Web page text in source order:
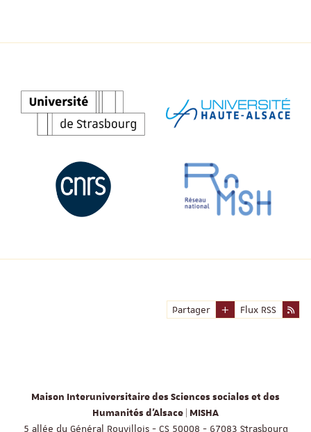
Partager Flux RSS
Maison Interuniversitaire des Sciences sociales et des
Humanités d'Alsace | MISHA
5 allée du Général Rouvillois - CS 50008 - 67083 Strasbourg